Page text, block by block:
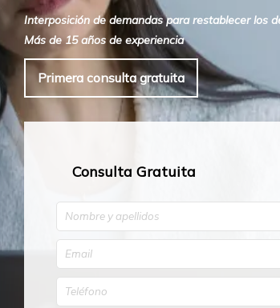
Interposición de demandas para restablecer los
Más de 15 años de experiencia
Primera consulta gratuita
Consulta Gratuita